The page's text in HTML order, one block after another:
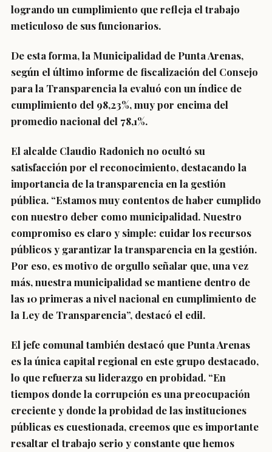
logrando un cumplimiento que refleja el trabajo
meticuloso de sus funcionarios.
De esta forma, la Municipalidad de Punta Arenas,
según el último informe de fiscalización del Consejo
para la Transparencia la evaluó con un índice de
cumplimiento del 98,23%, muy por encima del
promedio nacional del 78,1%.
El alcalde Claudio Radonich no ocultó su
satisfacción por el reconocimiento, destacando la
importancia de la transparencia en la gestión
pública. “Estamos muy contentos de haber cumplido
con nuestro deber como municipalidad. Nuestro
compromiso es claro y simple: cuidar los recursos
públicos y garantizar la transparencia en la gestión.
Por eso, es motivo de orgullo señalar que, una vez
más, nuestra municipalidad se mantiene dentro de
las 10 primeras a nivel nacional en cumplimiento de
la Ley de Transparencia”, destacó el edil.
El jefe comunal también destacó que Punta Arenas
es la única capital regional en este grupo destacado,
lo que refuerza su liderazgo en probidad. “En
tiempos donde la corrupción es una preocupación
creciente y donde la probidad de las instituciones
públicas es cuestionada, creemos que es importante
resaltar el trabajo serio y constante que hemos